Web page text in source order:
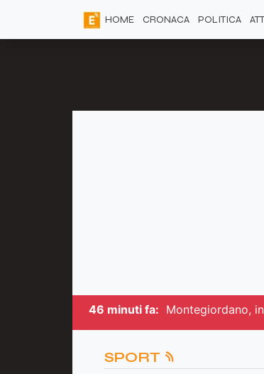
HOME CRONACA POLITICA
46 minuti fa: Montegiordano,
SPORT